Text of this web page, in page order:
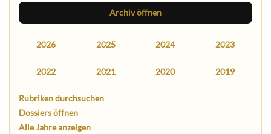
Archiv öffnen
2026 2025 2024 2023
2022 2021 2020 2019
Rubriken durchsuchen
Dossiers öffnen
Alle Jahre anzeigen